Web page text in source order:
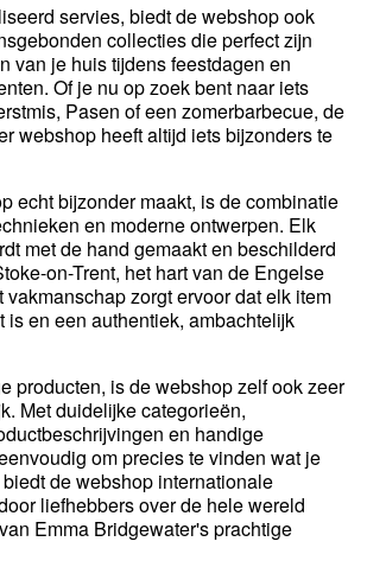
servies, biedt de webshop ook
collecties die perfect zijn
van je huis tijdens feestdagen en
Of je nu op zoek bent naar iets
Pasen of een zomerbarbecue, de
webshop heeft altijd iets bijzonders te
echt bijzonder maakt, is de combinatie
en moderne ontwerpen. Elk
met de hand gemaakt en beschilderd
on-Trent, het hart van de Engelse
vakmanschap zorgt ervoor dat elk item
is en een authentiek, ambachtelijk
producten, is de webshop zelf ook zeer
Met duidelijke categorieën,
en handige
om precies te vinden wat je
de webshop internationale
liefhebbers over de hele wereld
Emma Bridgewater's prachtige